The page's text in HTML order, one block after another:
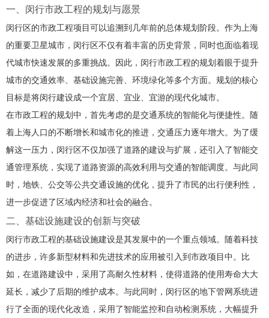
一、闵行市政工程的规划与愿景
闵行区的市政工程项目可以追溯到几年前的总体规划阶段。作为上海
的重要卫星城市，闵行区不仅有着丰富的历史背景，同时也面临着现
代城市快速发展的多重挑战。因此，闵行市政工程的规划着眼于提升
城市的交通效率、基础设施完善、环境绿化等多个方面。规划的核心
目标是将闵行建设成一个宜居、宜业、宜游的现代化城市。
在市政工程的规划中，首先考虑的是交通系统的智能化与便捷性。随
着上海人口的不断增长和城市化的推进，交通压力逐年增大。为了缓
解这一压力，闵行区不仅加强了道路的建设与扩展，还引入了智能交
通管理系统，实现了道路资源的高效利用与交通的智能调度。与此同
时，地铁、公交等公共交通设施的优化，提升了市民的出行便利性，
进一步促进了区域内经济和社会的融合。
二、基础设施建设的创新与突破
闵行市政工程的基础设施建设是其发展中的一个重点领域。随着科技
的进步，许多新型材料和先进技术的应用被引入到市政项目中。比
如，在道路建设中，采用了高耐久性材料，使得道路的使用寿命大大
延长，减少了后期的维护成本。与此同时，闵行区的地下管网系统进
行了全面的现代化改造，采用了智能监控和自动检测系统，大幅提升